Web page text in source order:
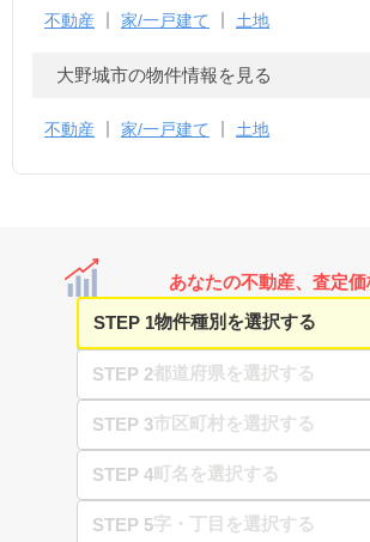
不動産 家/一戸建て 土地
大野城市の物件情報を見る
不動産 家/一戸建て 土地
あなたの不動産、査定
STEP 1
STEP 2
STEP 3
STEP 4
STEP 5